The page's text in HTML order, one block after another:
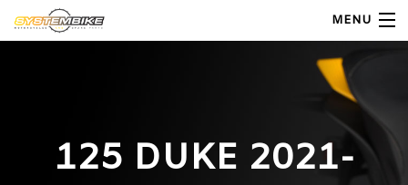
MENU
Shop Moto125 DUKE 2021-